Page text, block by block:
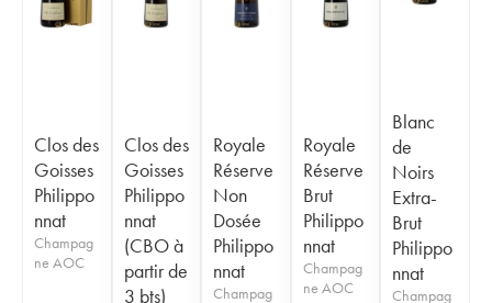
Clos des
Goisses
Philippo
nnat
Champag
ne AOC
Clos des
Goisses
Philippo
nnat
(CBO à
partir de
3 bts)
Royale
Réserve
Non
Dosée
Philippo
nnat
Champag
Royale
Réserve
Brut
Philippo
nnat
Champag
ne AOC
Blanc
de
Noirs
Extra-
Brut
Philippo
nnat
Champag